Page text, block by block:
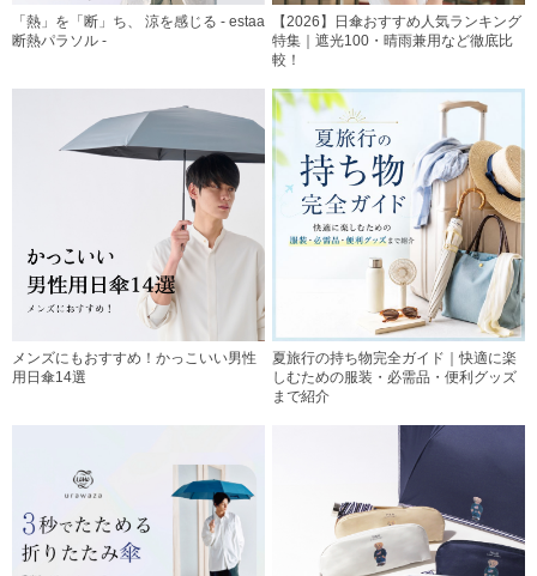
「熱」を「断」ち、 涼を感じる - estaa
断熱パラソル -
【2026】日傘おすすめ人気ランキング
特集｜遮光100・晴雨兼用など徹底比
較！
メンズにもおすすめ！かっこいい男性
用日傘14選
夏旅行の持ち物完全ガイド｜快適に楽
しむための服装・必需品・便利グッズ
まで紹介